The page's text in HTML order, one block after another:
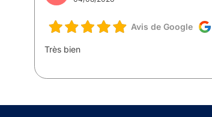
Avis de Google
Très bien